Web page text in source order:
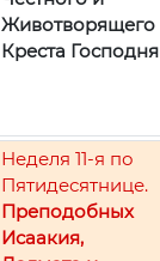
Животворящего
Креста Господня
Неделя 11-я по
Пятидесятнице.
Преподобных
Исаакия,